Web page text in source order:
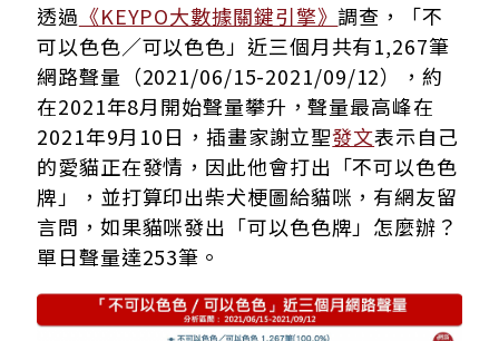
透過 《KEYPO大數據關鍵引擎》調查，「不
可以色色／可以色色」近三個月共有1,267筆
網路聲量（2021/06/15-2021/09/12），約
在2021年8月開始聲量攀升，聲量最高峰在
2021年9月10日，插畫家謝立聖發文表示自己
的愛貓正在發情，因此他會打出「不可以色色
牌」，並打算印出柴犬梗圖給貓咪，有網友留
言問，如果貓咪發出「可以色色牌」怎麼辦？
單日聲量達253筆。